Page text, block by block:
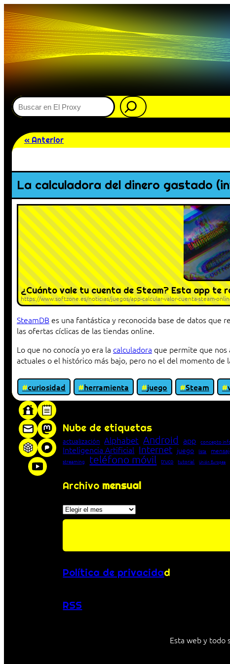
Buscar
« Anterior
La calculadora del dinero gastado
¿Cuánto vale tu cuenta de Steam? Esta app te
https://www.softzone.es/noticias/juegos/app-calcular-valor-cuenta-steam-
SteamDB es una fantástica y reconocida base de datos que
las ofertas cíclicas de las tiendas online.
Lo que no conocía yo era la calculadora que permite que nos
actuales o el histórico más bajo, pero no el del momento de
curiosidad herramienta juego Steam
Nube de etiquetas
actualización Alphabet Android app concepto
Inteligencia Artificial Internet juego lista
streaming teléfono móvil truco tutorial Unión Europea
Archivo mensual
Archivos
Política de privacidad
RSS
Esta web y todo